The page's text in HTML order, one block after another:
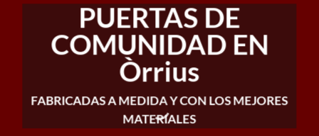
PUERTAS DE
COMUNIDAD EN
Òrrius
FABRICADAS A MEDIDA Y CON LOS MEJORES
MATERIALES